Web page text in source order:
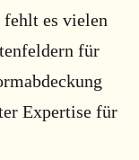
es vielen
für
Expertise für